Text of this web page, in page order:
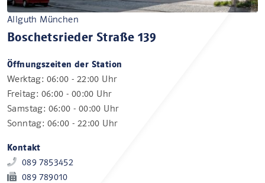
Allguth München
Boschetsrieder Straße 139
Öffnungszeiten der Station
Werktag: 06:00 - 22:00 Uhr
Freitag: 06:00 - 00:00 Uhr
Samstag: 06:00 - 00:00 Uhr
Sonntag: 06:00 - 22:00 Uhr
Kontakt
089 7853452
089 789010